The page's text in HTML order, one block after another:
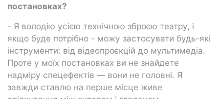
постановках?
- Я володію усією технічною зброєю театру, і
якщо буде потрібно - можу застосувати будь-які
інструменти: від відеопроєкцій до мультимедіа.
Проте у моїх постановках ви не знайдете
надміру спецефектів — вони не головні. Я
завжди ставлю на перше місце живе